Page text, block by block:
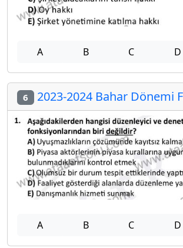
A B C D
6 2023-2024 Bahar Dönemi
A B C D